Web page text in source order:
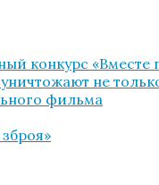
конкурс «Вместе
не
фильма